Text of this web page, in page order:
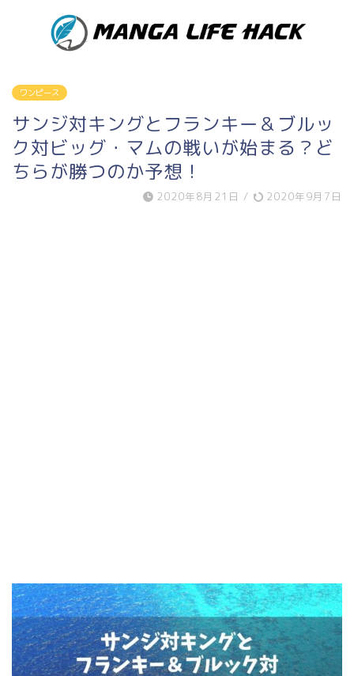
ワンピース
サンジ対キングとフランキー＆ブルッ
ク対ビッグ・マムの戦いが始まる？ど
ちらが勝つのか予想！
2020年8月21日 / 2020年9月7日